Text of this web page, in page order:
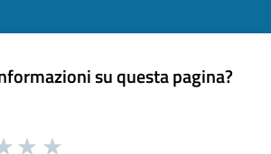
su questa pagina?